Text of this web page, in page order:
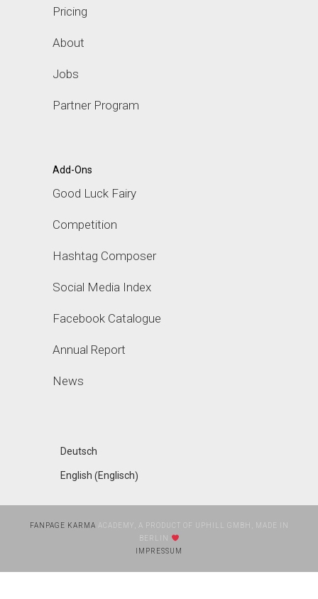
Pricing
About
Jobs
Partner Program
Add-Ons
Good Luck Fairy
Competition
Hashtag Composer
Social Media Index
Facebook Catalogue
Annual Report
News
Deutsch
English (Englisch)
FANPAGE KARMA ACADEMY, A PRODUCT OF UPHILL GMBH, MADE IN
BERLIN
IMPRESSUM